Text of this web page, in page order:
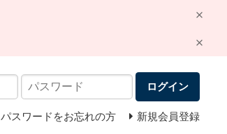
ログイン
パスワードをお忘れの方 新規会員登録